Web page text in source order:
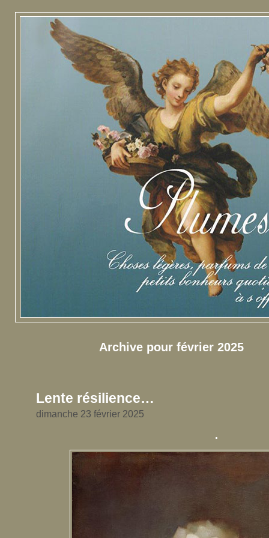
Archive pour février 2025
Lente résilience…
dimanche 23 février 2025
.